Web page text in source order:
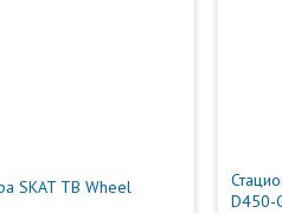
SKAT TB Wheel
D450-